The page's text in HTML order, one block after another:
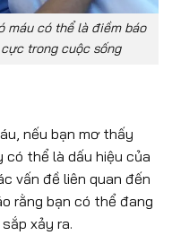
máu có thể là điềm báo
trong cuộc sống
nếu bạn mơ thấy
có thể là dấu hiệu của
vấn đề liên quan đến
rằng bạn có thể đang
xảy ra.